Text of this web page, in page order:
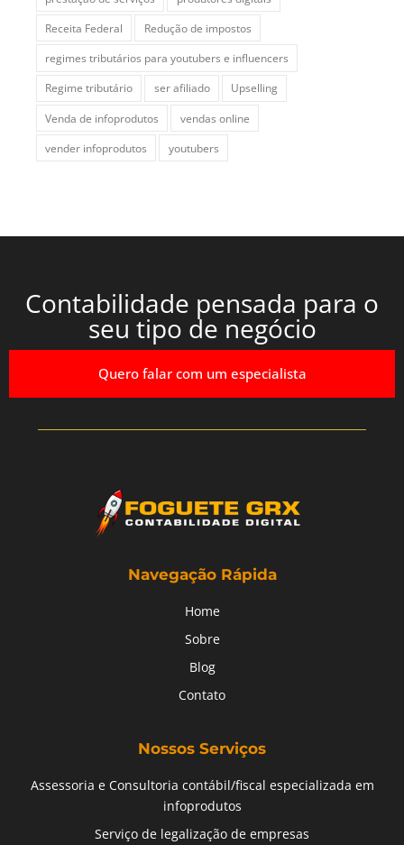
Receita Federal
Redução de impostos
regimes tributários para youtubers e influencers
Regime tributário
ser afiliado
Upselling
Venda de infoprodutos
vendas online
vender infoprodutos
youtubers
Contabilidade pensada para o
seu tipo de negócio
Quero falar com um especialista
Navegação Rápida
Home
Sobre
Blog
Contato
Nossos Serviços
Assessoria e Consultoria contábil/fiscal especializada em
infoprodutos
Serviço de legalização de empresas